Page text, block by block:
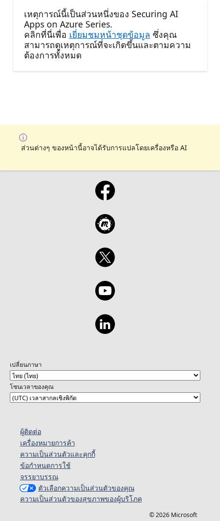
เหตุการณ์นี้เป็นส่วนหนึ่งของ Securing AI
Apps on Azure Series.
คลิกที่นี่เพื่อ เยี่ยมชมหน้าชุดข้อมูล ซึ่งคุณ
สามารถดูเหตุการณ์ที่จะเกิดขึ้นและตามความ
ต้องการทั้งหมด
ส่วนต่างๆ ของหน้านี้อาจได้รับการแปลโดยเครื่องหรือ AI
เปลี่ยนภาษา
โซนเวลาของคุณ
ผู้ติดต่อ
เครื่องหมายการค้า
ความเป็นส่วนตัวและคุกกี้
ข้อกำหนดการใช้
จรรยาบรรณ
ตัวเลือกความเป็นส่วนตัวของคุณ
ความเป็นส่วนตัวของสุขภาพของผู้บริโภค
© 2026 Microsoft